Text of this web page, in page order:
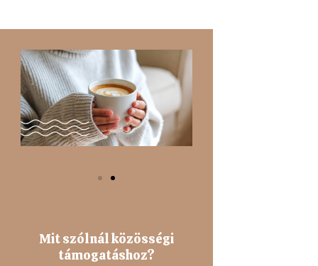
Mit szólnál közösségi
támogatáshoz?